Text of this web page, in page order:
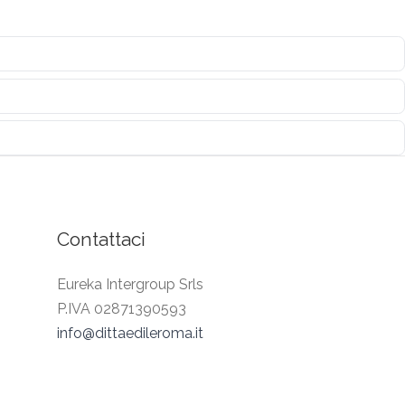
Contattaci
Eureka Intergroup Srls
P.IVA 02871390593
info@dittaedileroma.it